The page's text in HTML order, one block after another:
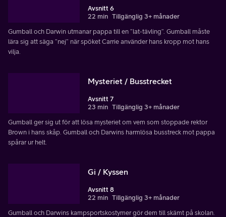
Avsnitt 6
22 min Tillgänglig 3+ månader
Gumball och Darwin utmanar pappa till en ”lat-tävling”. Gumball måste
lära sig att säga ”nej” när spöket Carrie använder hans kropp mot hans
vilja.
Mysteriet / Busstrecket
Avsnitt 7
23 min Tillgänglig 3+ månader
Gumball ger sig ut för att lösa mysteriet om vem som stoppade rektor
Brown i hans skåp. Gumball och Darwins harmlösa busstreck mot pappa
spårar ur helt.
Gi / Kyssen
Avsnitt 8
22 min Tillgänglig 3+ månader
Gumball och Darwins kampsportskostymer gör dem till skämt på skolan.